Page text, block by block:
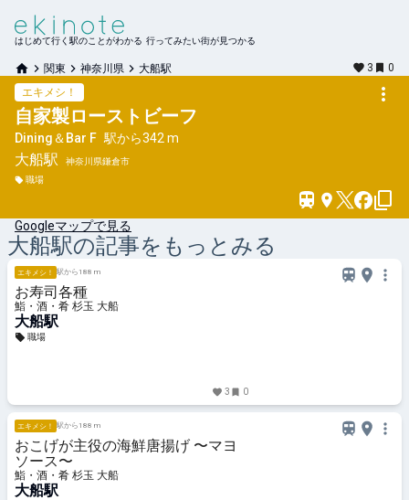
はじめて行く駅のことがわかる 行ってみたい街が見つかる
関東 神奈川県 大船駅 3
0
エキメシ！
自家製ローストビーフ
Dining＆Bar F 駅から342 m
大船駅
神奈川県鎌倉市
職場
Googleマップで見る
大船駅の記事をもっとみる
エキメシ！ 駅から188 m
お寿司各種
鮨・酒・肴 杉玉 大船
大船駅
職場
3 0
エキメシ！ 駅から188 m
おこげが主役の海鮮唐揚げ 〜マヨ
ソース〜
鮨・酒・肴 杉玉 大船
大船駅